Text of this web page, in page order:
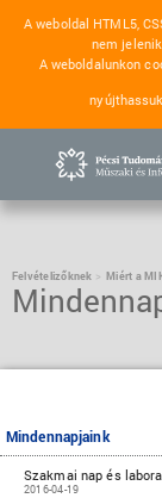
A weboldal HTML5,
nem
A weboldalunkon
nyújthassuk.
Felvételizőknek Miért a
Mindennapjaink
Szakmai nap és
2016-04-19